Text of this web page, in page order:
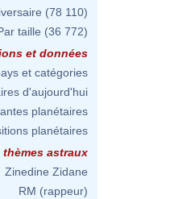
(78 110)
taille (36 772)
et données
et catégories
d'aujourd'hui
planétaires
planétaires
thèmes astraux
Zinedine Zidane
RM (rappeur)